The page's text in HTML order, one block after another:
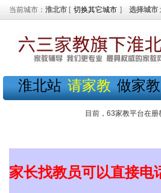
当前城市： 淮北市 [ 切换其它城市 ] 选择城市
淮北站 请家教 做家教
目前，63家教平台在册
家长找教员可以直接电